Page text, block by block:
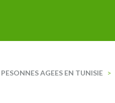
AGEES EN TUNISIE >